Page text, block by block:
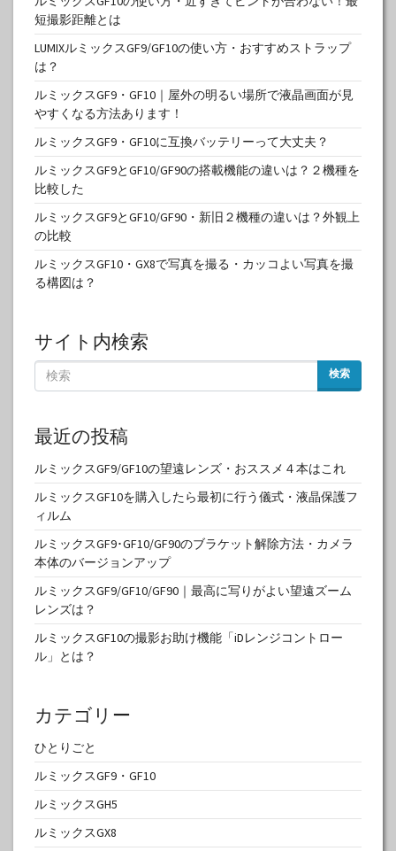
短撮影距離とは
LUMIXルミックスGF9/GF10の使い方・おすすめストラップ
は？
ルミックスGF9・GF10｜屋外の明るい場所で液晶画面が見
やすくなる方法あります！
ルミックスGF9・GF10に互換バッテリーって大丈夫？
ルミックスGF9とGF10/GF90の搭載機能の違いは？２機種を
比較した
ルミックスGF9とGF10/GF90・新旧２機種の違いは？外観上
の比較
ルミックスGF10・GX8で写真を撮る・カッコよい写真を撮
る構図は？
サイト内検索
検索
最近の投稿
ルミックスGF9/GF10の望遠レンズ・おススメ４本はこれ
ルミックスGF10を購入したら最初に行う儀式・液晶保護フ
ィルム
ルミックスGF9･GF10/GF90のブラケット解除方法・カメラ
本体のバージョンアップ
ルミックスGF9/GF10/GF90｜最高に写りがよい望遠ズーム
レンズは？
ルミックスGF10の撮影お助け機能「iDレンジコントロー
ル」とは？
カテゴリー
ひとりごと
ルミックスGF9・GF10
ルミックスGH5
ルミックスGX8